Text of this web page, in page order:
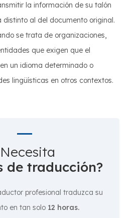
la información de su talón
distinto al del documento original.
se trata de organizaciones,
que exigen que el
un idioma determinado o
lingüísticas en otros contextos.
de traducción?
profesional traduzca su
en tan solo 12 horas.